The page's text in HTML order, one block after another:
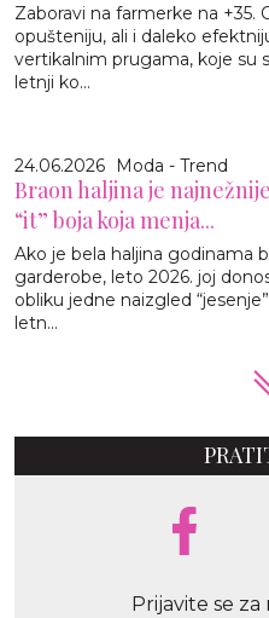
Zaboravi na farmerke na
opušteniju, ali i daleko
vertikalnim prugama, koje su
letnji ko...
24.06.2026 Moda - Trend
Braon haljina je
“it” boja koja menja...
Ako je bela haljina godinama
garderobe, leto 2026. joj
obliku jedne naizgled
letn...
Prijavite se